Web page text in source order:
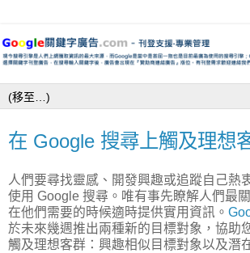
在 Google 搜尋上觸及理想
人們要尋找靈感、開發興趣或追蹤自己熱
使用 Google 搜尋。唯有事先瞭解人們最
在他們需要的時候適時提供實用資訊。
於未來幾週推出兩種新的目標對象，協助
觸及理想客群：興趣相似目標對象以及潛